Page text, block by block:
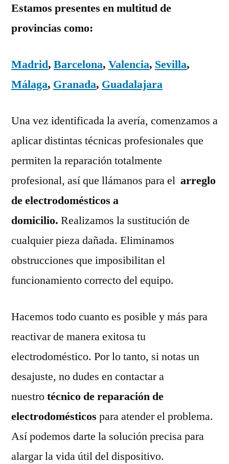
Estamos presentes en multitud de
provincias como:
Madrid, Barcelona, Valencia, Sevilla,
Málaga, Granada, Guadalajara
Una vez identificada la avería, comenzamos a
aplicar distintas técnicas profesionales que
permiten la reparación totalmente
profesional, así que llámanos para el arreglo
de electrodomésticos a
domicilio. Realizamos la sustitución de
cualquier pieza dañada. Eliminamos
obstrucciones que imposibilitan el
funcionamiento correcto del equipo.
Hacemos todo cuanto es posible y más para
reactivar de manera exitosa tu
electrodoméstico. Por lo tanto, si notas un
desajuste, no dudes en contactar a
nuestrotécnico de reparación de
electrodomésticos para atender el problema.
Así podemos darte la solución precisa para
alargar la vida útil del dispositivo.